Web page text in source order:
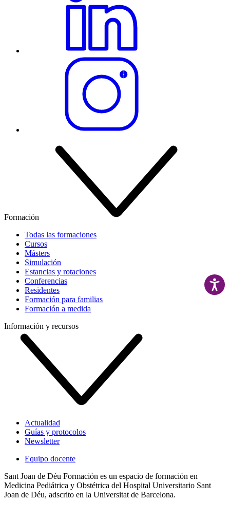
Formación
Todas las formaciones
Cursos
Másters
Simulación
Estancias y rotaciones
Conferencias
Residentes
Formación para familias
Formación a medida
Información y recursos
Actualidad
Guías y protocolos
Newsletter
Equipo docente
Sant Joan de Déu Formación es un espacio de formación en
Medicina Pediátrica y Obstétrica del Hospital Universitario Sant
Joan de Déu, adscrito en la Universitat de Barcelona.